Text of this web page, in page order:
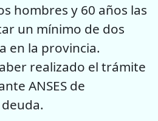
hombres y 60 años las
un mínimo de dos
en la provincia.
realizado el trámite
ANSES de